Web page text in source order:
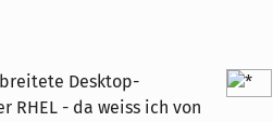
Desktop-
RHEL - da weiss ich von